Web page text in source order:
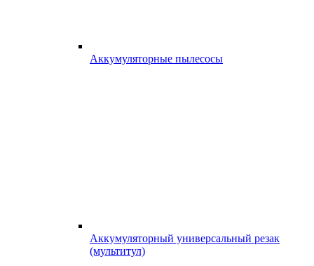
Аккумуляторные пылесосы
Аккумуляторный универсальный резак
(мультитул)